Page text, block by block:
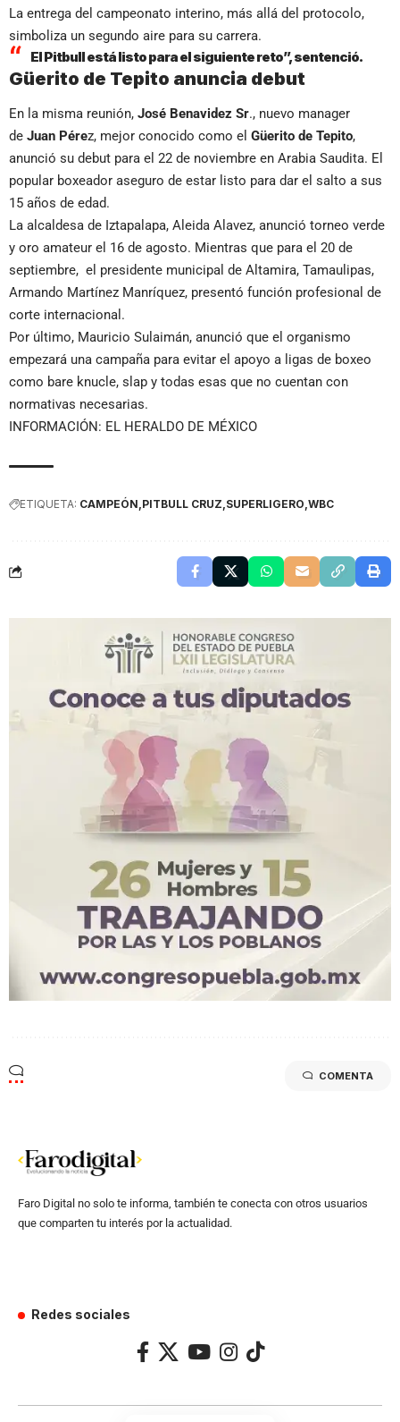
La entrega del campeonato interino, más allá del protocolo,
simboliza un segundo aire para su carrera.
El Pitbull está listo para el siguiente reto”, sentenció.
Güerito de Tepito anuncia debut
En la misma reunión, José Benavidez Sr., nuevo manager
de Juan Pérez, mejor conocido como el Güerito de Tepito,
anunció su debut para el 22 de noviembre en Arabia Saudita. El
popular boxeador aseguro de estar listo para dar el salto a sus
15 años de edad.
La alcaldesa de Iztapalapa, Aleida Alavez, anunció torneo verde
y oro amateur el 16 de agosto. Mientras que para el 20 de
septiembre, el presidente municipal de Altamira, Tamaulipas,
Armando Martínez Manríquez, presentó función profesional de
corte internacional.
Por último, Mauricio Sulaimán, anunció que el organismo
empezará una campaña para evitar el apoyo a ligas de boxeo
como bare knucle, slap y todas esas que no cuentan con
normativas necesarias.
INFORMACIÓN: EL HERALDO DE MÉXICO
ETIQUETA: CAMPEÓN PITBULL CRUZ SUPERLIGERO WBC
COMENTA
Faro Digital no solo te informa, también te conecta con otros usuarios
que comparten tu interés por la actualidad.
Redes sociales